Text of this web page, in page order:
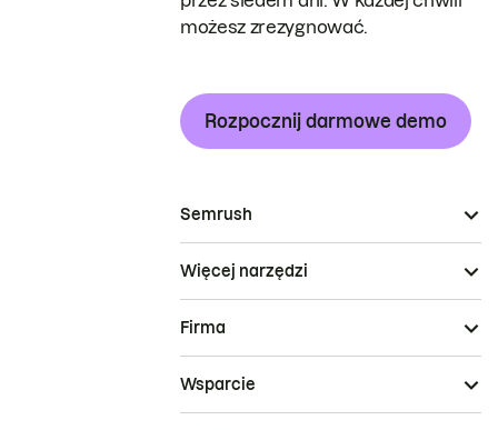
możesz zrezygnować.
Rozpocznij darmowe demo
Semrush
Więcej narzędzi
Firma
Wsparcie